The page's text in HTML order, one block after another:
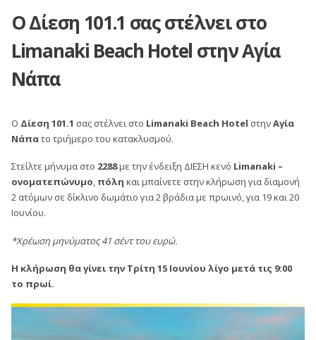
Ο Δίεση 101.1 σας στέλνει στο
Limanaki Beach Hotel στην Αγία
Νάπα
Ο Δίεση 101.1 σας στέλνει στο Limanaki Beach Hotel στηνΑγία
Νάπατο τριήμερο του κατακλυσμού.
Στείλτε μήνυμα στο 2288με την ένδειξη ΔΙΕΣΗ κενό Limanaki –
ονοματεπώνυμο, πόλη και μπαίνετε στην κλήρωση για διαμονή
2 ατόμων σε δίκλινο δωμάτιο για 2 βράδια με πρωινό, για 19 και 20
Ιουνίου.
*Χρέωση μηνύματος 41 σέντ του ευρώ.
Η κλήρωση θα γίνει την Τρίτη 15 Ιουνίου λίγο μετά τις 9:00
το πρωί.